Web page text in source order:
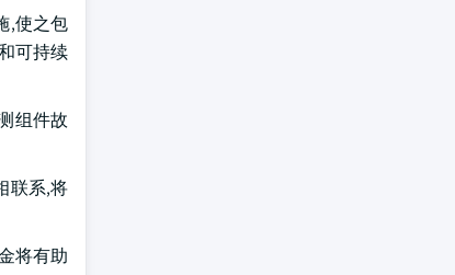
,使之包
可持续
组件故
联系,将
将有助